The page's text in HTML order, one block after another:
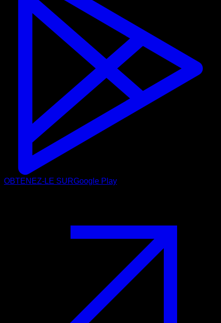
OBTENEZ-LE SURGoogle Play